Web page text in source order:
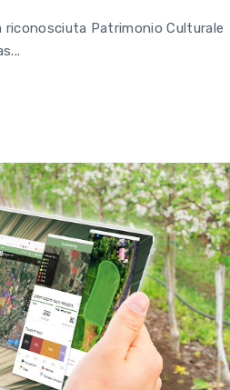
riconosciuta Patrimonio Culturale